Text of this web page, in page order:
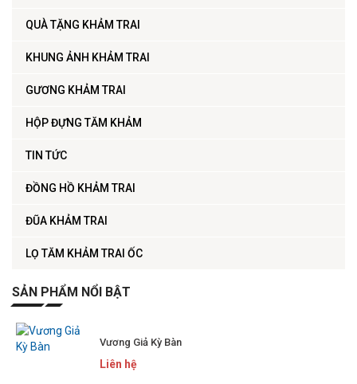
QUÀ TẶNG KHẢM TRAI
KHUNG ẢNH KHẢM TRAI
GƯƠNG KHẢM TRAI
HỘP ĐỰNG TĂM KHẢM
TIN TỨC
ĐỒNG HỒ KHẢM TRAI
ĐŨA KHẢM TRAI
LỌ TĂM KHẢM TRAI ỐC
SẢN PHẨM NỔI BẬT
Vương Giả Kỳ Bàn
Liên hệ